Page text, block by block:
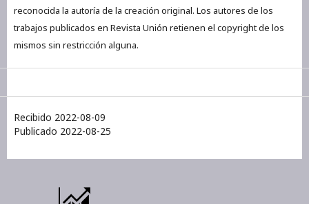
reconocida la autoría de la creación original. Los autores de los
trabajos publicados en Revista Unión retienen el copyright de los
mismos sin restricción alguna.
Recibido 2022-08-09
Publicado 2022-08-25